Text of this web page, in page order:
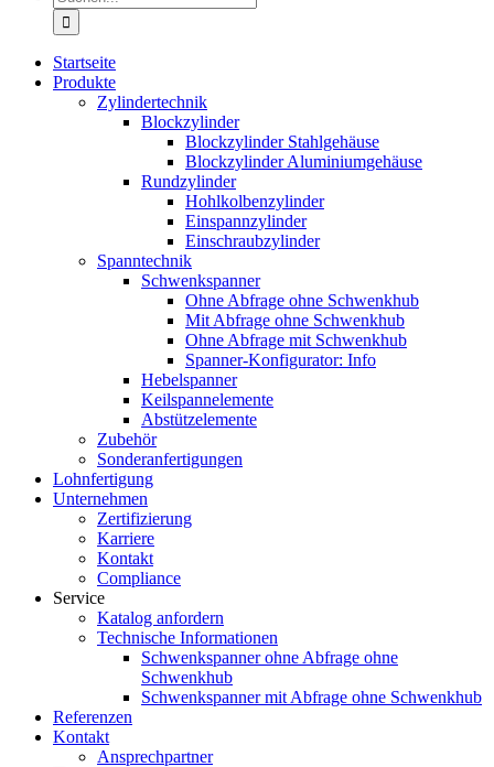
nach:
Startseite
Produkte
Zylindertechnik
Blockzylinder
Blockzylinder Stahlgehäuse
Blockzylinder Aluminiumgehäuse
Rundzylinder
Hohlkolbenzylinder
Einspannzylinder
Einschraubzylinder
Spanntechnik
Schwenkspanner
Ohne Abfrage ohne Schwenkhub
Mit Abfrage ohne Schwenkhub
Ohne Abfrage mit Schwenkhub
Spanner-Konfigurator: Info
Hebelspanner
Keilspannelemente
Abstützelemente
Zubehör
Sonderanfertigungen
Lohnfertigung
Unternehmen
Zertifizierung
Karriere
Kontakt
Compliance
Service
Katalog anfordern
Technische Informationen
Schwenkspanner ohne Abfrage ohne
Schwenkhub
Schwenkspanner mit Abfrage ohne Schwenkhub
Referenzen
Kontakt
Ansprechpartner